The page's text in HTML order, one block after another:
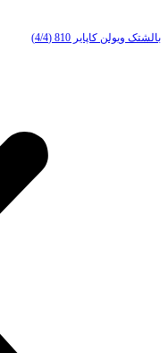
بالشتک ویولن کاپایر 810 (4/4)